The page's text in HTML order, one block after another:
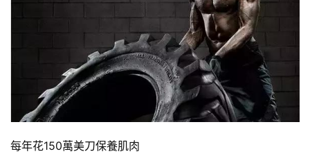
每年花150萬美刀保養肌肉